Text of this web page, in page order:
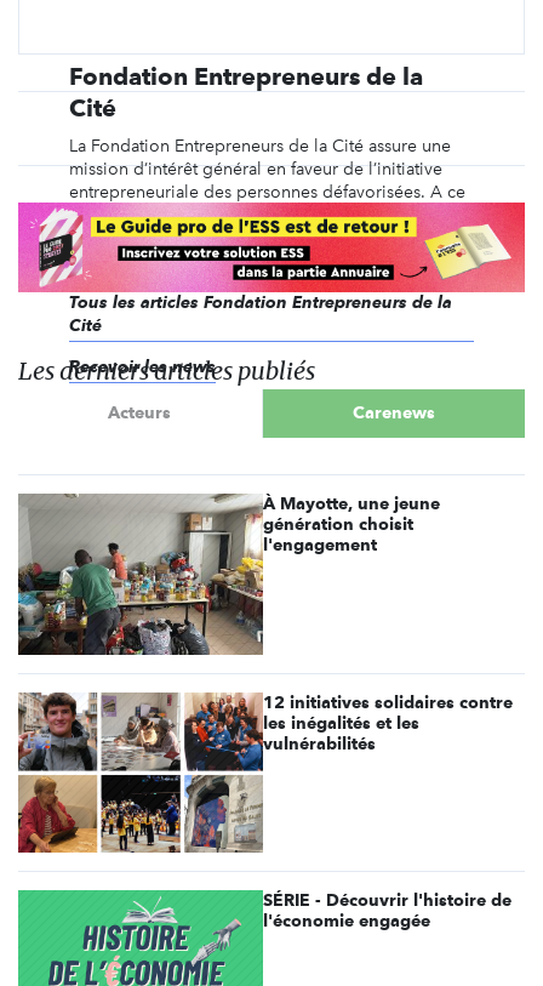
Fondation Entrepreneurs de la
Cité
La Fondation Entrepreneurs de la Cité assure une
mission d’intérêt général en faveur de l’initiative
entrepreneuriale des personnes défavorisées. A ce
titre, elle accompagne l’envie d’entreprendre des
personnes sans emploi en réduisant leur exposition
aux risques financiers, notamment par la ...
Tous les articles Fondation Entrepreneurs de la
Cité
Recevoir les news
Les derniers articles publiés
Acteurs Carenews
À Mayotte, une jeune
génération choisit
l'engagement
12 initiatives solidaires contre
les inégalités et les
vulnérabilités
SÉRIE - Découvrir l'histoire de
l'économie engagée